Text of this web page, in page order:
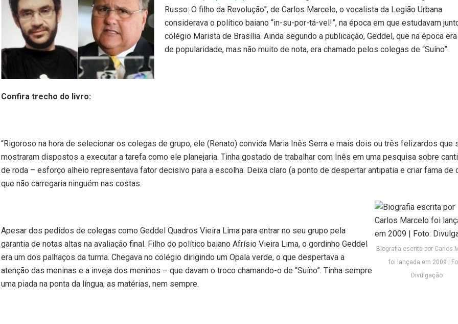
Russo: O filho da Revolução”, de Carlos Marcelo, o vocalista da Legião Urbana
considerava o político baiano “in-su-por-tá-vel!”, na época em que estudavam
colégio Marista de Brasília. Ainda segundo a publicação, Geddel, que na época
de popularidade, mas não muito de nota, era chamado pelos colegas de “Suíno”.
Confira trecho do livro:
“Rigoroso na hora de selecionar os colegas de grupo, ele (Renato) convida Maria Inês Serra e mais dois ou três felizardos que
mostraram dispostos a executar a tarefa como ele planejaria. Tinha gostado de trabalhar com Inês em uma pesquisa sobre
de roda – esforço alheio representava fator decisivo para a escolha. Deixa claro (a ponto de despertar antipatia e criar fama de
que não carregaria ninguém nas costas.
Biografia escrita por Carlos
foi lançada em 2009 |
Divulgação
Apesar dos pedidos de colegas como Geddel Quadros Vieira Lima para entrar no seu grupo pela
garantia de notas altas na avaliação final. Filho do político baiano Afrísio Vieira Lima, o gordinho Geddel
era um dos palhaços da turma. Chegava no colégio dirigindo um Opala verde, o que despertava a
atenção das meninas e a inveja dos meninos – que davam o troco chamando-o de “Suíno”. Tinha sempre
uma piada na ponta da língua; as matérias, nem sempre.